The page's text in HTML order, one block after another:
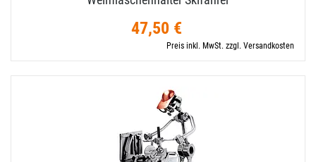
47,50 €
Preis inkl. MwSt. zzgl. Versandkosten